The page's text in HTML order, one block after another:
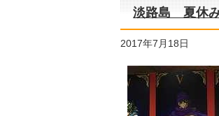
淡路島 夏休
2017年7月18日